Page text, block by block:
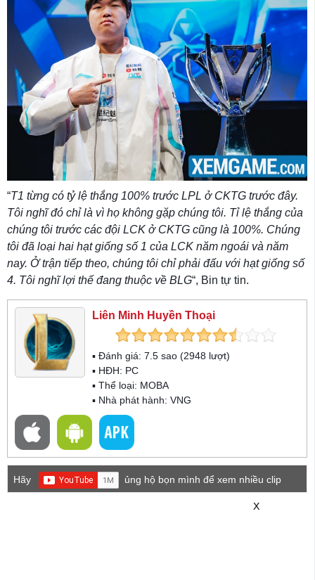
“T1 từng có tỷ lệ thắng 100% trước LPL ở CKTG trước đây.
Tôi nghĩ đó chỉ là vì họ không gặp chúng tôi. Tỉ lệ thắng của
chúng tôi trước các đội LCK ở CKTG cũng là 100%. Chúng
tôi đã loại hai hạt giống số 1 của LCK năm ngoái và năm
nay. Ở trận tiếp theo, chúng tôi chỉ phải đấu với hạt giống số
4. Tôi nghĩ lợi thế đang thuộc về BLG“, Bin tự tin.
Liên Minh Huyền Thoại
▪ Đánh giá: 7.5 sao (2948 lượt)
▪ HĐH: PC
▪ Thể loại: MOBA
▪ Nhà phát hành: VNG
Hãy
ủng hộ bọn mình để xem nhiều clip
X